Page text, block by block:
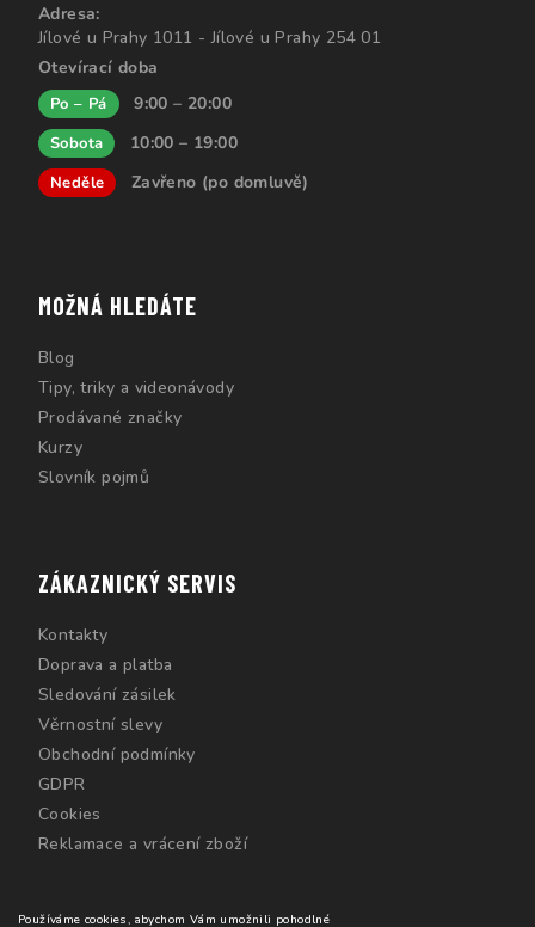
Používáme cookies, abychom Vám umožnili pohodlné
Adresa:
Jílové u Prahy 1011 - Jílové u Prahy 254 01
Otevírací doba
Po – Pá 9:00 – 20:00
Sobota 10:00 – 19:00
Neděle Zavřeno (po domluvě)
MOŽNÁ HLEDÁTE
Blog
Tipy, triky a videonávody
Prodávané značky
Kurzy
Slovník pojmů
ZÁKAZNICKÝ SERVIS
Kontakty
Doprava a platba
Sledování zásilek
Věrnostní slevy
Obchodní podmínky
GDPR
Cookies
Reklamace a vrácení zboží